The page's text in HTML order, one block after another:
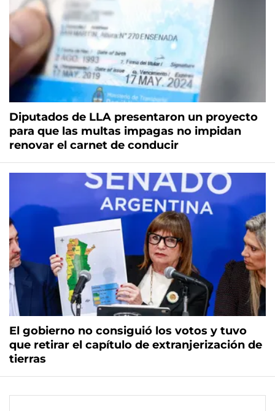
Diputados de LLA presentaron un proyecto
para que las multas impagas no impidan
renovar el carnet de conducir
El gobierno no consiguió los votos y tuvo
que retirar el capítulo de extranjerización de
tierras